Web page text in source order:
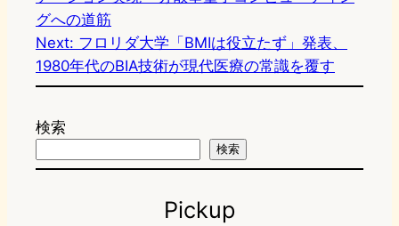
グへの道筋
Next: フロリダ大学「BMIは役立たず」発表、
1980年代のBIA技術が現代医療の常識を覆す
検索
検索
Pickup